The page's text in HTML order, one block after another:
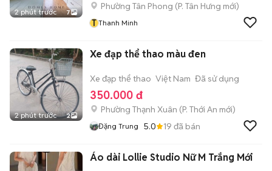
2 phút trước 7
Phường Tân Phong (P. Tân Hưng mới)
T Thanh Minh
2 phút trước 2
Xe đạp thể thao màu đen
Xe đạp thể thao Việt Nam Đã sử dụng
350.000 đ
Phường Thạnh Xuân (P. Thới An mới)
Đặng Trung 5.0 19 đã bán
Áo dài Lollie Studio Nữ M Trắng Mới